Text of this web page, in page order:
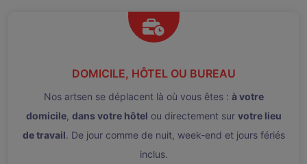
DOMICILE, HÔTEL OU BUREAU
Nos artsen se déplacent là où vous êtes : à votre
domicile, dans votre hôtel ou directement sur votre lieu
de travail. De jour comme de nuit, week-end et jours fériés
inclus.